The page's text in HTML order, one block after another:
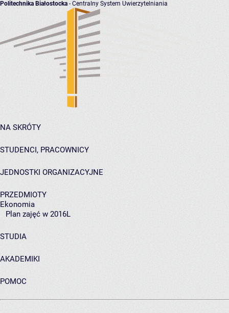
Politechnika Białostocka - Centralny System Uwierzytelniania
NA SKRÓTY
STUDENCI, PRACOWNICY
JEDNOSTKI ORGANIZACYJNE
PRZEDMIOTY
Ekonomia
Plan zajęć w 2016L
STUDIA
AKADEMIKI
POMOC